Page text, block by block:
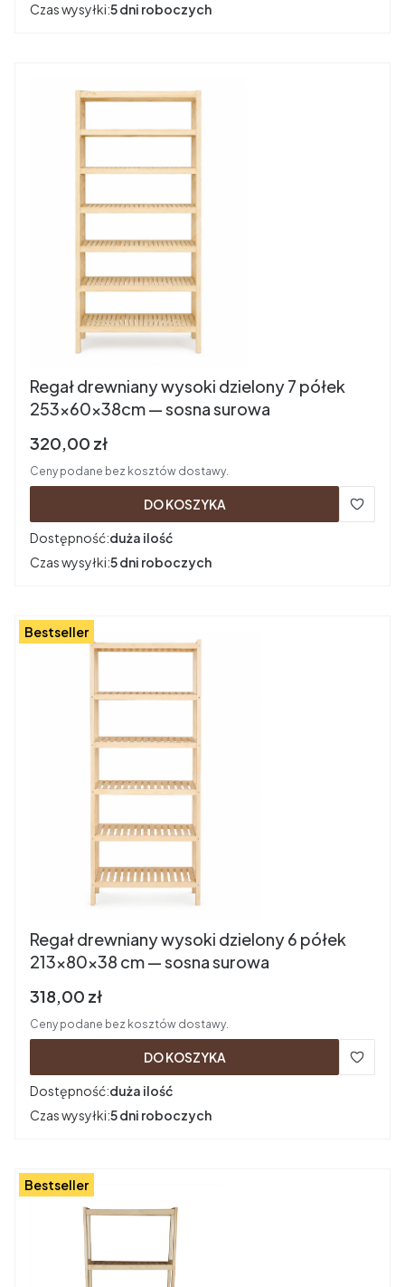
Czas wysyłki:5 dni roboczych
Regał drewniany wysoki dzielony 7 półek
253×60×38cm — sosna surowa
Cena brutto
320,00 zł
Ceny podane bez kosztów dostawy.
DO KOSZYKA
Dostępność:duża ilość
Czas wysyłki:5 dni roboczych
Bestseller
Regał drewniany wysoki dzielony 6 półek
213×80×38 cm — sosna surowa
Cena brutto
318,00 zł
Ceny podane bez kosztów dostawy.
DO KOSZYKA
Dostępność:duża ilość
Czas wysyłki:5 dni roboczych
Bestseller